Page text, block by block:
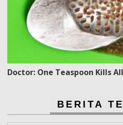
Doctor: One Teaspoon Kills
BERITA